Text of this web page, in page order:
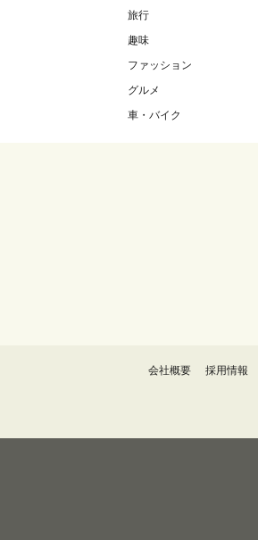
旅行
趣味
ファッション
グルメ
車・バイク
会社概要 採用情報